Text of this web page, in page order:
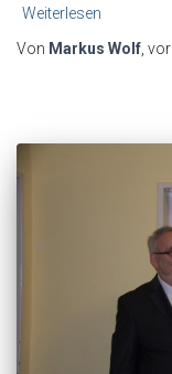
Weiterlesen
Von Markus Wolf , vor